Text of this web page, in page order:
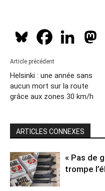
Article précédent
Helsinki : une année sans
aucun mort sur la route
grâce aux zones 30 km/h
ARTICLES CONNEXES
« Pas de
trompe